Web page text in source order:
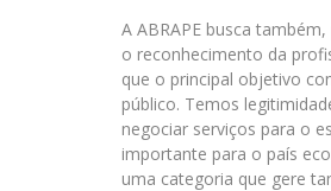
A ABRAPE busca
o reconhecimento da
que o principal objetivo
público. Temos
negociar serviços para o
importante para o país
uma categoria que gere